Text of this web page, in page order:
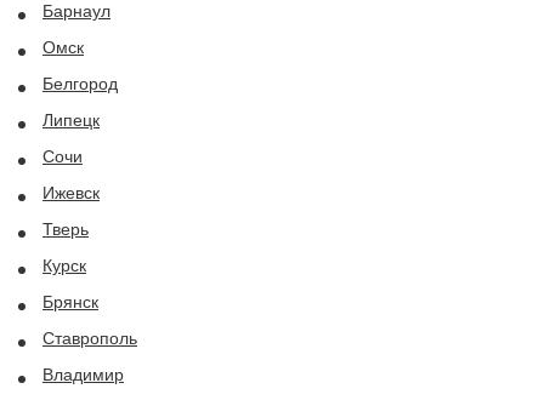
Барнаул
Омск
Белгород
Липецк
Сочи
Ижевск
Тверь
Курск
Брянск
Ставрополь
Владимир